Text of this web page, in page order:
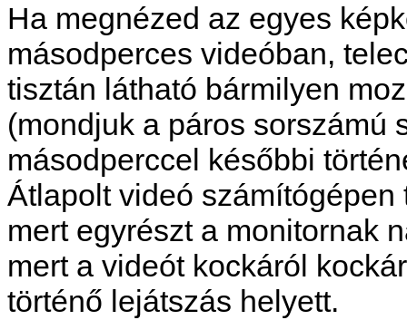
Ha megnézed az egyes
másodperces videóban,
tisztán látható bármilyen
(mondjuk a páros sorszámú
másodperccel későbbi
Átlapolt videó
mert egyrészt a monitornak
mert a videót kockáról
történő lejátszás helyett.